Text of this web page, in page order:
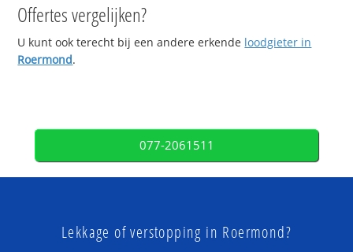
Offertes vergelijken?
U kunt ook terecht bij een andere erkende loodgieter in
Roermond.
077-2061511
Lekkage of verstopping in Roermond?